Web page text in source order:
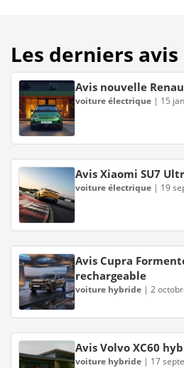
Les derniers
Avis nouvelle
voiture électrique | 15
Avis Xiaomi SU7
voiture électrique | 19
Avis Cupra
rechargeable
voiture hybride | 2
Avis Volvo XC60
voiture hybride | 17